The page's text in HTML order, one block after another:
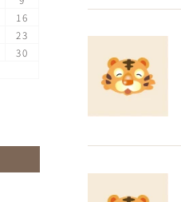
16
23
30